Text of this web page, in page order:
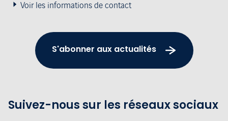
Voir les informations de contact
S'abonner aux actualités
Suivez-nous sur les réseaux sociaux